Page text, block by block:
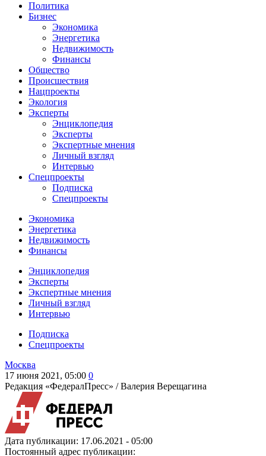
Политика
Бизнес
Экономика
Энергетика
Недвижимость
Финансы
Общество
Происшествия
Нацпроекты
Экология
Эксперты
Энциклопедия
Эксперты
Экспертные мнения
Личный взгляд
Интервью
Спецпроекты
Подписка
Спецпроекты
Экономика
Энергетика
Недвижимость
Финансы
Энциклопедия
Эксперты
Экспертные мнения
Личный взгляд
Интервью
Подписка
Спецпроекты
Москва
17 июня 2021, 05:00 0
Редакция «ФедералПресс» /Валерия Верещагина
Дата публикации: 17.06.2021 - 05:00
Постоянный адрес публикации: